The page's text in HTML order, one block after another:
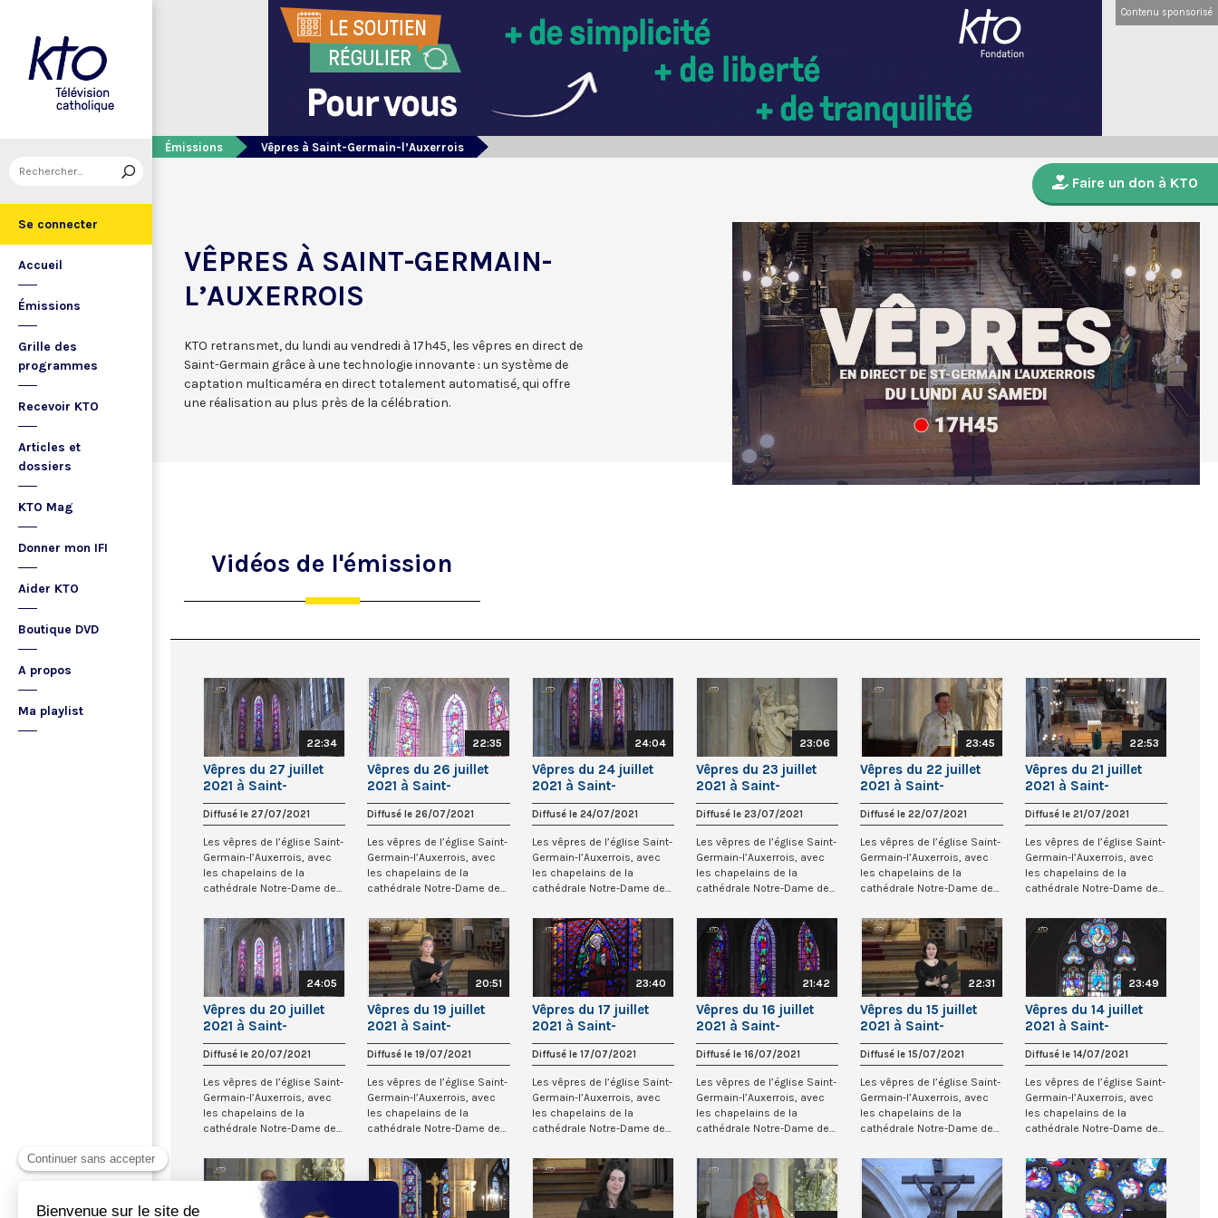
Se connecter
Accueil
Émissions
Grille des
programmes
Recevoir KTO
Articles et
dossiers
KTO Mag
Donner mon IFI
Aider KTO
Boutique DVD
A propos
Ma playlist
Contenu sponsorisé
Émissions Vêpres à Saint-Germain-l’Auxerrois
Faire un don à KTO
VÊPRES À SAINT-GERMAIN-
L’AUXERROIS
KTO retransmet, du lundi au vendredi à 17h45, les vêpres en direct de
Saint-Germain grâce à une technologie innovante : un système de
captation multicaméra en direct totalement automatisé, qui offre
une réalisation au plus près de la célébration.
Vidéos de l'émission
22:34
Vêpres du 27 juillet
2021 à Saint-
Germain-l’Auxerrois
Diffusé le 27/07/2021
Les vêpres de l’église Saint-
Germain-l’Auxerrois, avec
les chapelains de la
cathédrale Notre-Dame de
22:35
Vêpres du 26 juillet
2021 à Saint-
Germain-l’Auxerrois
Diffusé le 26/07/2021
Les vêpres de l’église Saint-
Germain-l’Auxerrois, avec
les chapelains de la
cathédrale Notre-Dame de
24:04
Vêpres du 24 juillet
2021 à Saint-
Germain-l’Auxerrois
Diffusé le 24/07/2021
Les vêpres de l’église Saint-
Germain-l’Auxerrois, avec
les chapelains de la
cathédrale Notre-Dame de
23:06
Vêpres du 23 juillet
2021 à Saint-
Germain-l’Auxerrois
Diffusé le 23/07/2021
Les vêpres de l’église Saint-
Germain-l’Auxerrois, avec
les chapelains de la
cathédrale Notre-Dame de
23:45
Vêpres du 22 juillet
2021 à Saint-
Germain-l’Auxerrois
Diffusé le 22/07/2021
Les vêpres de l’église Saint-
Germain-l’Auxerrois, avec
les chapelains de la
cathédrale Notre-Dame de
22:53
Vêpres du 21 juillet
2021 à Saint-
Germain-l’Auxerrois
Diffusé le 21/07/2021
Les vêpres de l’église Saint-
Germain-l’Auxerrois, avec
les chapelains de la
cathédrale Notre-Dame de
24:05
Vêpres du 20 juillet
2021 à Saint-
Germain-l’Auxerrois
Diffusé le 20/07/2021
Les vêpres de l’église Saint-
Germain-l’Auxerrois, avec
les chapelains de la
cathédrale Notre-Dame de
20:51
Vêpres du 19 juillet
2021 à Saint-
Germain-l’Auxerrois
Diffusé le 19/07/2021
Les vêpres de l’église Saint-
Germain-l’Auxerrois, avec
les chapelains de la
cathédrale Notre-Dame de
23:40
Vêpres du 17 juillet
2021 à Saint-
Germain-l’Auxerrois
Diffusé le 17/07/2021
Les vêpres de l’église Saint-
Germain-l’Auxerrois, avec
les chapelains de la
cathédrale Notre-Dame de
21:42
Vêpres du 16 juillet
2021 à Saint-
Germain-l’Auxerrois
Diffusé le 16/07/2021
Les vêpres de l’église Saint-
Germain-l’Auxerrois, avec
les chapelains de la
cathédrale Notre-Dame de
22:31
Vêpres du 15 juillet
2021 à Saint-
Germain-l’Auxerrois
Diffusé le 15/07/2021
Les vêpres de l’église Saint-
Germain-l’Auxerrois, avec
les chapelains de la
cathédrale Notre-Dame de
23:49
Vêpres du 14 juillet
2021 à Saint-
Germain-l’Auxerrois
Diffusé le 14/07/2021
Les vêpres de l’église Saint-
Germain-l’Auxerrois, avec
les chapelains de la
cathédrale Notre-Dame de